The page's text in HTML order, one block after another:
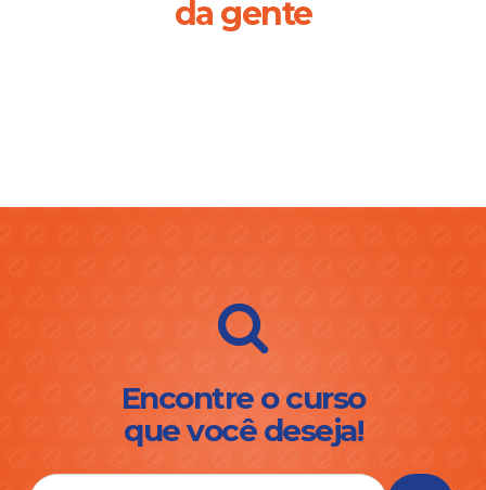
da gente
Encontre o curso
que você deseja!